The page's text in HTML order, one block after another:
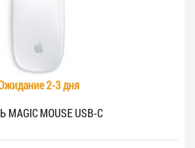
2-3 дня
MOUSE USB-C